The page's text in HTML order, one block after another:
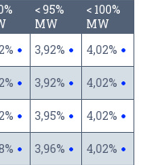
< 95%
MW
< 100%
MW
3,92%
4,02%
3,92%
4,02%
3,95%
4,02%
3,96%
4,02%